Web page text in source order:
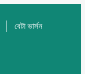
বেটা ভার্সন